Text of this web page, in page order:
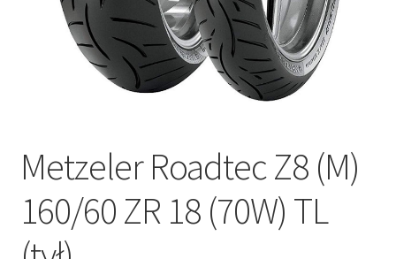
Metzeler Roadtec Z8 (M)
160/60 ZR 18 (70W) TL